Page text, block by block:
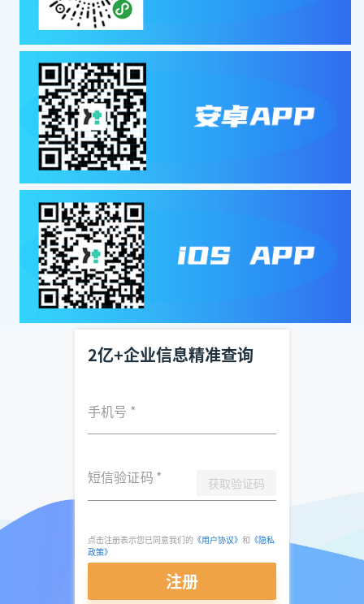
2亿+企业信息精准查询
手机号 *
短信验证码 * 获取验证码
点击注册表示您已同意我们的 《用户协议》 和 《隐私
政策》
注册